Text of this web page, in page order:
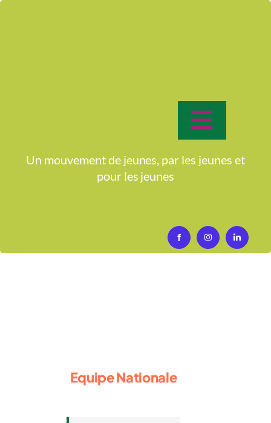
Toggle
Accueil
Un mouvement de jeunes, par les jeunes et
pour les jeunes
Equipe Nationale